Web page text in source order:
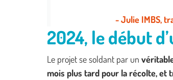
- Julie IMBS,
2024, le début
Le projet se soldant par un
mois plus tard pour la récolte, et